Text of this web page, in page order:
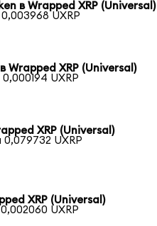
в Wrapped XRP (Universal)
0,003968 UXRP
Wrapped XRP (Universal)
0,000194 UXRP
XRP (Universal)
0,079732 UXRP
XRP (Universal)
0,002060 UXRP